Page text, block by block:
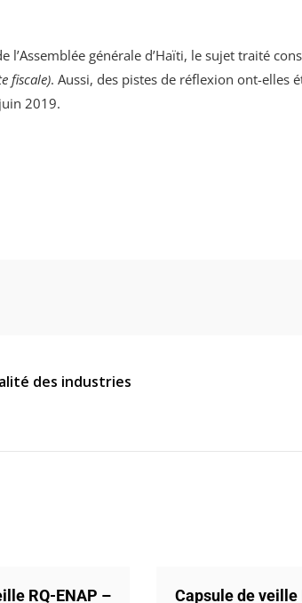
l’Assemblée générale d’Haïti, le sujet traité
fiscale). Aussi, des pistes de réflexion ont-elles
2019.
des industries
RQ-ENAP – Capsule de veille